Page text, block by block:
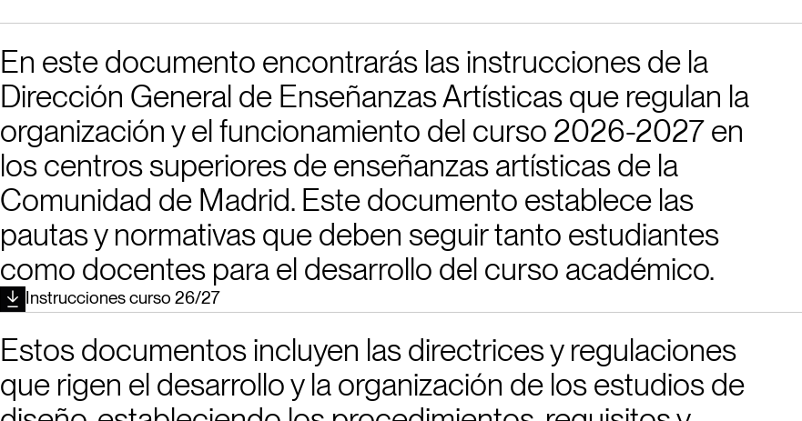
En este documento encontrarás las instrucciones de la
Dirección General de Enseñanzas Artísticas que regulan la
organización y el funcionamiento del curso 2026-2027 en
los centros superiores de enseñanzas artísticas de la
Comunidad de Madrid. Este documento establece las
pautas y normativas que deben seguir tanto estudiantes
como docentes para el desarrollo del curso académico.
Instrucciones curso 26/27
Estos documentos incluyen las directrices y regulaciones
que rigen el desarrollo y la organización de los estudios de